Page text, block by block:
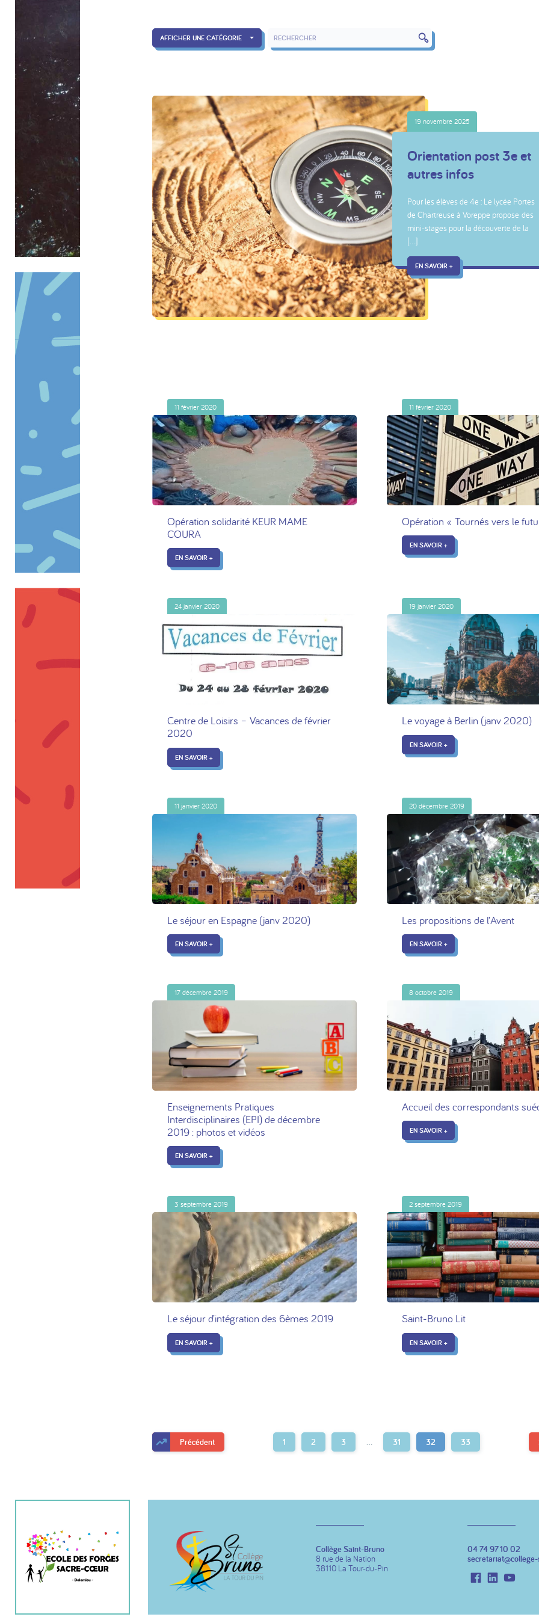
AFFICHER UNE CATÉGORIE RECHERCHER DANS LES ARTICLES
19 novembre 2025
Orientation post 3e et
autres infos
Pour les élèves de 4e : Le lycée Portes
de Chartreuse à Voreppe propose des
mini-stages pour la découverte de la
[…]
EN SAVOIR +
Actualités
11 février 2020
Opération solidarité KEUR MAME
COURA
EN SAVOIR +
11 février 2020
Opération « Tournés vers le
EN SAVOIR +
24 janvier 2020
Centre de Loisirs – Vacances de février
2020
EN SAVOIR +
19 janvier 2020
Le voyage à Berlin (janv 2020)
EN SAVOIR +
11 janvier 2020
Le séjour en Espagne (janv 2020)
EN SAVOIR +
20 décembre 2019
Les propositions de l’Avent
EN SAVOIR +
17 décembre 2019
Enseignements Pratiques
Interdisciplinaires (EPI) de décembre
2019 : photos et vidéos
EN SAVOIR +
8 octobre 2019
Accueil des correspondants
EN SAVOIR +
3 septembre 2019
Le séjour d’intégration des 6èmes 2019
EN SAVOIR +
2 septembre 2019
Saint-Bruno Lit
EN SAVOIR +
Précédent 1 2 3 … 31 32 33
Collège Saint-Bruno
8 rue de la Nation
38110 La Tour-du-Pin
04 74 97 10 02
FacebookLinkedIn